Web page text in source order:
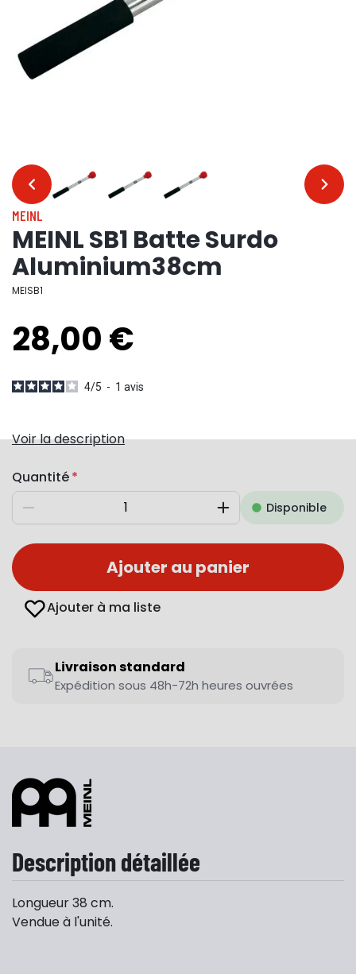
… …
MEINL
MEINL SB1 Batte Surdo
Aluminium38cm
MEISB1
28,00 €
4/5 - 1 avis
Voir la description
Quantité
Diminuer AugmenterDisponible
Ajouter au panier
Ajouter à ma liste
Livraison standard
Expédition sous 48h-72h heures ouvrées
Description détaillée
Longueur 38 cm.
Vendue à l'unité.